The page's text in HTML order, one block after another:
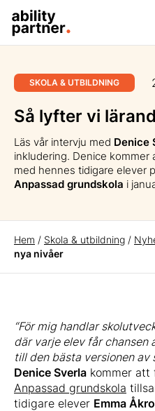
SKOLA & UTBILDNING
Så lyfter vi
Läs vår intervju med Denice
inkludering. Denice kommer
med hennes tidigare elever
Anpassad grundskola i
Hem / Skola & utbildning /
nya nivåer
“För mig handlar
där varje elev får
till den bästa versionen av
Denice Sverla kommer att
Anpassad grundskola
tidigare elever Emma